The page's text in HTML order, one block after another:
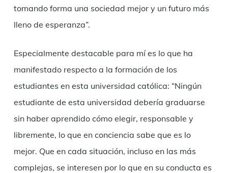
tomando forma una sociedad mejor y un futuro más
lleno de esperanza”.
Especialmente destacable para mí es lo que ha
manifestado respecto a la formación de los
estudiantes en esta universidad católica: “Ningún
estudiante de esta universidad debería graduarse
sin haber aprendido cómo elegir, responsable y
libremente, lo que en conciencia sabe que es lo
mejor. Que en cada situación, incluso en las más
complejas, se interesen por lo que en su conducta es